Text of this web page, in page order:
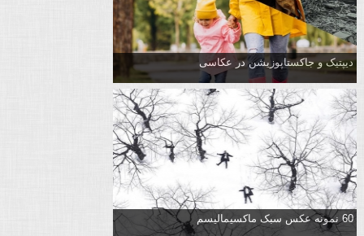
دیپتیک و جاکستا‌پوزیشن در عکاسی
60 نمونه عکس سبک ماکسیمالیسم